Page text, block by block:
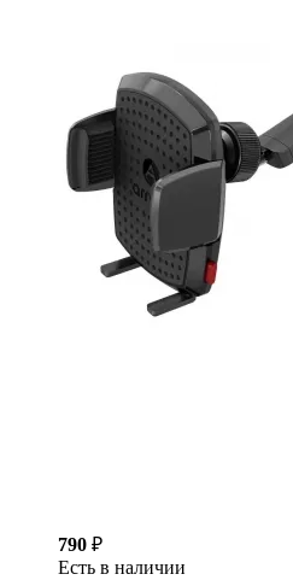
790 ₽
Есть в наличии